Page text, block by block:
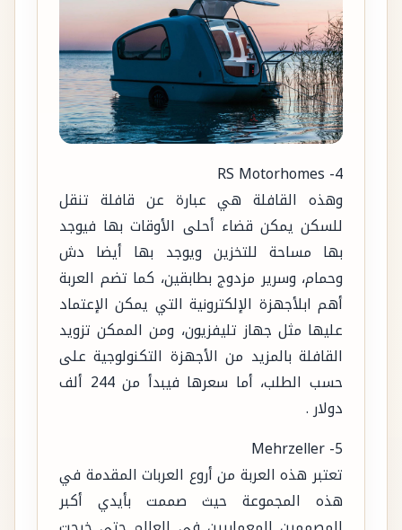
4- RS Motorhomes
وهذه القافلة هي عبارة عن قافلة تنقل
للسكن يمكن قضاء أحلى الأوقات بها فيوجد
بها مساحة للتخزين ويوجد بها أيضا دش
وحمام، وسرير مزدوج بطابقين، كما تضم العربة
أهم ابلأجهزة الإلكترونية التي يمكن الإعتماد
عليها مثل جهاز تليفزيون، ومن الممكن تزويد
القافلة بالمزيد من الأجهزة التكنولوجية على
حسب الطلب، أما سعرها فيبدأ من 244 ألف
دولار .
5- Mehrzeller
تعتبر هذه العربة من أروع العربات المقدمة في
هذه المجموعة حيث صممت بأيدي أكبر